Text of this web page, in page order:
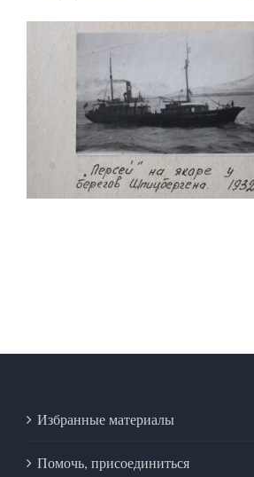
Избранные материалы
Помочь, присоединиться